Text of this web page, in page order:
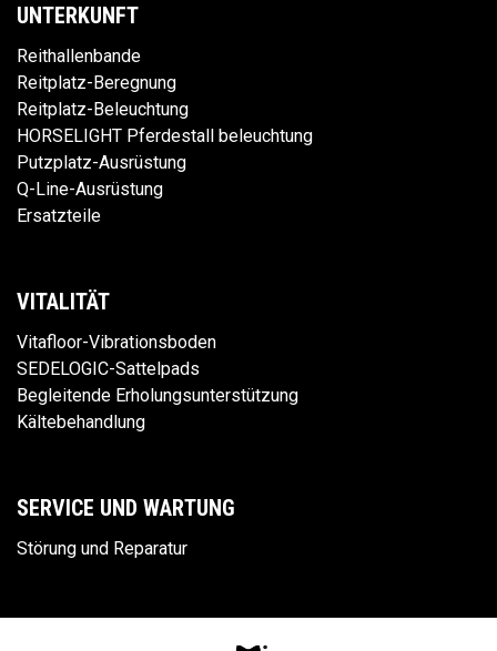
UNTERKUNFT
Reithallenbande
Reitplatz-Beregnung
Reitplatz-Beleuchtung
HORSELIGHT Pferdestall beleuchtung
Putzplatz-Ausrüstung
Q-Line-Ausrüstung
Ersatzteile
VITALITÄT
Vitafloor-Vibrationsboden
SEDELOGIC-Sattelpads
Begleitende Erholungsunterstützung
Kältebehandlung
SERVICE UND WARTUNG
Störung und Reparatur